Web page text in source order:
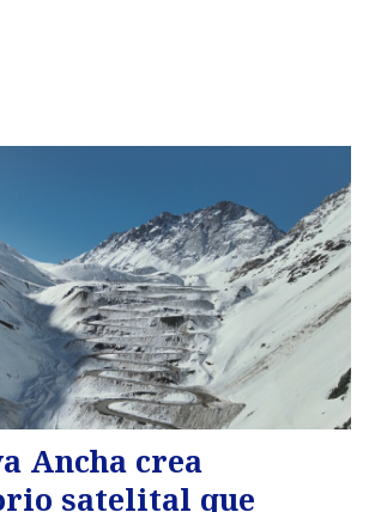
Ancha crea
satelital que